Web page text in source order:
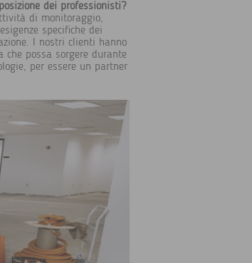
dei professionisti?
di monitoraggio,
specifiche dei
I nostri clienti hanno
possa sorgere durante
per essere un partner